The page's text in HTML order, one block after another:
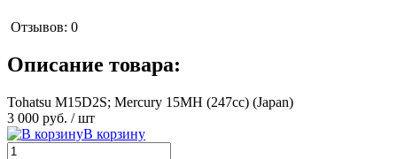
Отзывов: 0
Описание товара:
Tohatsu M15D2S; Mercury 15MH (247cc) (Japan)
3 000 руб. / шт
В корзину